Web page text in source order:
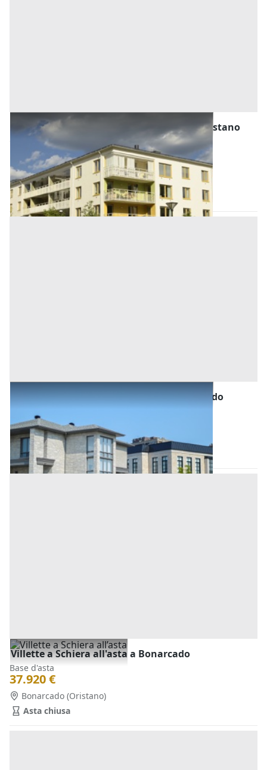
Abitazione di Tipo Economico all'asta a Oristano
Bonarcado (Oristano)
Offerta minima
17.460,88 € 23.281,17 €
Codice asta: AM0102411
Asta chiusa
Abitazione di Tipo Civile all'asta a Bonarcado
Bonarcado (Oristano)
122.400 €
Asta chiusa
Villette a Schiera all'asta a Bonarcado
Bonarcado (Oristano)
Base d'asta
37.920 €
Asta chiusa